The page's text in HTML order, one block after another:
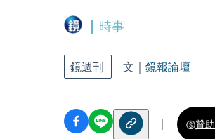
時事
鏡週刊 文｜ 鏡報論壇
贊